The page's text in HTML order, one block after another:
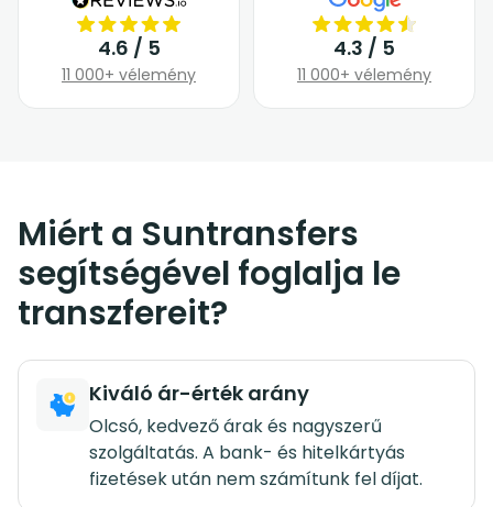
4.6 / 5
11 000+ vélemény
4.3 / 5
11 000+ vélemény
Miért a Suntransfers
segítségével foglalja le
transzfereit?
Kiváló ár-érték arány
Olcsó, kedvező árak és nagyszerű
szolgáltatás. A bank- és hitelkártyás
fizetések után nem számítunk fel díjat.